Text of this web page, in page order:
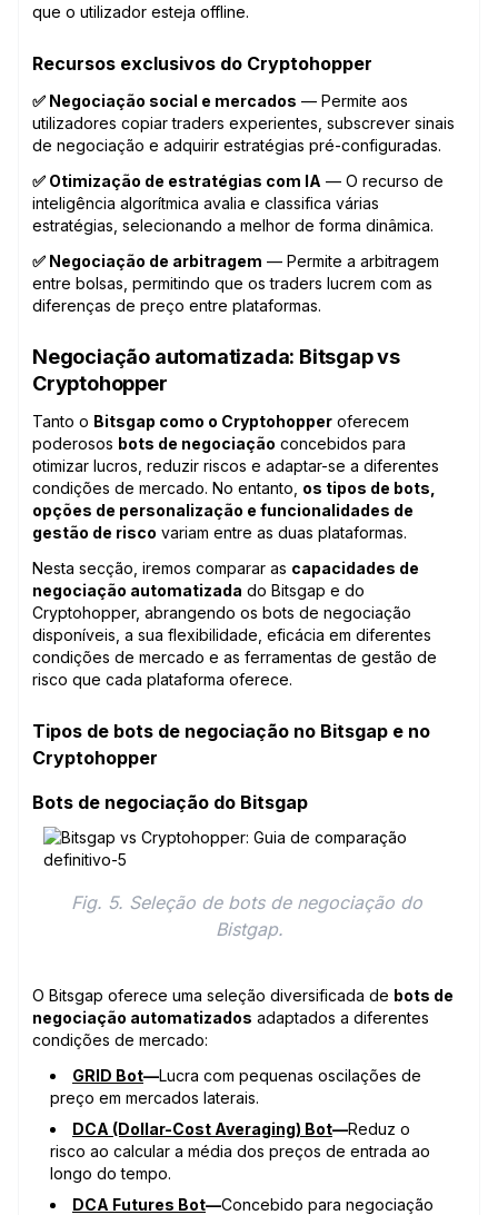
que o utilizador esteja offline.
Recursos exclusivos do Cryptohopper
✅ Negociação social e mercados — Permite aos
utilizadores copiar traders experientes, subscrever sinais
de negociação e adquirir estratégias pré-configuradas.
✅ Otimização de estratégias com IA — O recurso de
inteligência algorítmica avalia e classifica várias
estratégias, selecionando a melhor de forma dinâmica.
✅ Negociação de arbitragem — Permite a arbitragem
entre bolsas, permitindo que os traders lucrem com as
diferenças de preço entre plataformas.
Negociação automatizada: Bitsgap vs
Cryptohopper
Tanto o Bitsgap como o Cryptohopper oferecem
poderosos bots de negociação concebidos para
otimizar lucros, reduzir riscos e adaptar-se a diferentes
condições de mercado. No entanto, os tipos de bots,
opções de personalização e funcionalidades de
gestão de risco variam entre as duas plataformas.
Nesta secção, iremos comparar as capacidades de
negociação automatizada do Bitsgap e do
Cryptohopper, abrangendo os bots de negociação
disponíveis, a sua flexibilidade, eficácia em diferentes
condições de mercado e as ferramentas de gestão de
risco que cada plataforma oferece.
Tipos de bots de negociação no Bitsgap e no
Cryptohopper
Bots de negociação do Bitsgap
Fig. 5. Seleção de bots de negociação do
Bistgap.
O Bitsgap oferece uma seleção diversificada de bots de
negociação automatizados adaptados a diferentes
condições de mercado:
GRID Bot—Lucra com pequenas oscilações de
preço em mercados laterais.
DCA (Dollar-Cost Averaging) Bot—Reduz o
risco ao calcular a média dos preços de entrada ao
longo do tempo.
DCA Futures Bot—Concebido para negociação